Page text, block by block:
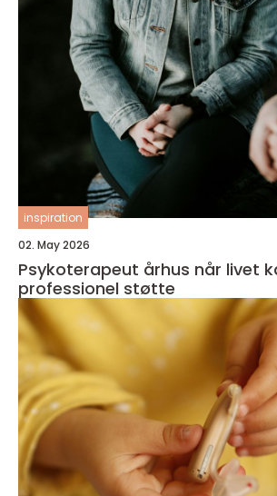
inspiration
02. May 2026
Psykoterapeut århus når livet kalder på
professionel støtte